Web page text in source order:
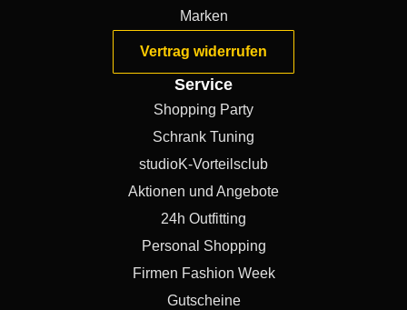
Marken
Vertrag widerrufen
Service
Shopping Party
Schrank Tuning
studioK-Vorteilsclub
Aktionen und Angebote
24h Outfitting
Personal Shopping
Firmen Fashion Week
Gutscheine